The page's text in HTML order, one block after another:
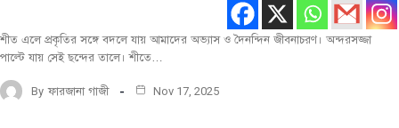
শীত এলে প্রকৃতির সঙ্গে বদলে যায় আমাদের অভ্যাস ও দৈনন্দিন জীবনাচরণ। অন্দরসজ্জা
পাল্টে যায় সেই ছন্দের তালে। শীতে…
By ফারজানা গাজী Nov 17, 2025